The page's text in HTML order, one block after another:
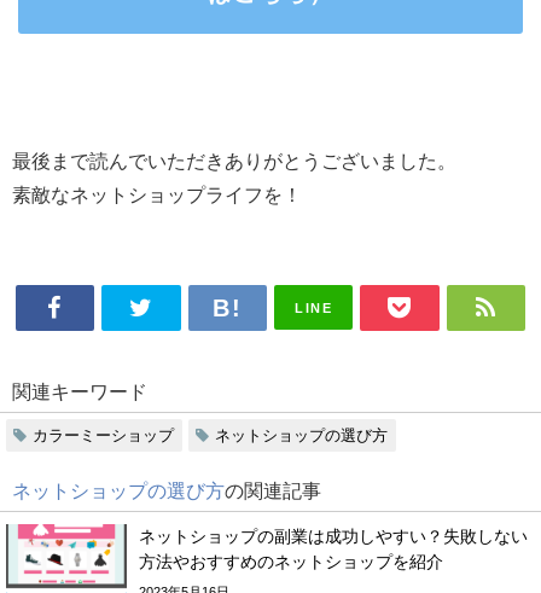
最後まで読んでいただきありがとうございました。
素敵なネットショップライフを！
LINE
関連キーワード
カラーミーショップ ネットショップの選び方
ネットショップの選び方の関連記事
ネットショップの副業は成功しやすい？失敗しない
方法やおすすめのネットショップを紹介